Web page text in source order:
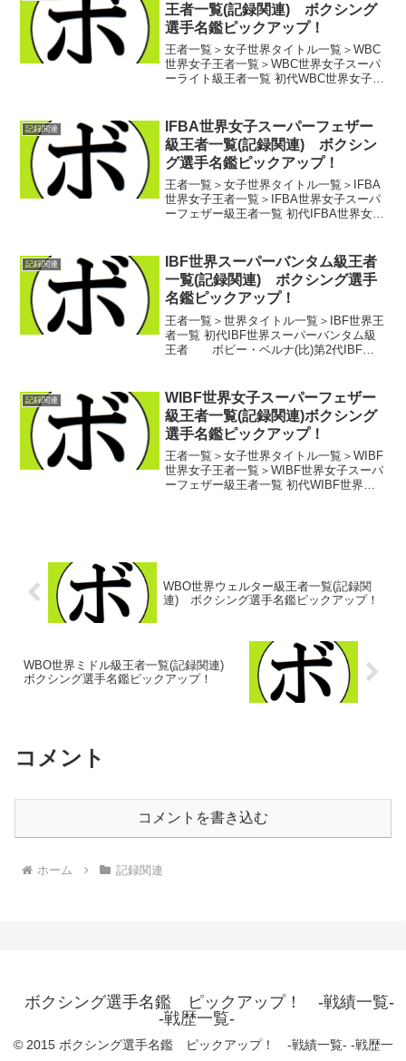
王者一覧(記録関連) ボクシング
選手名鑑ピックアップ！
王者一覧＞女子世界タイトル一覧＞WBC
世界女子王者一覧＞WBC世界女子スーパ
ーライト級王者一覧 初代WBC世界女子ス
ーパーライト級王者 アン・ソフィー・
マティス(仏...
記録関連
IFBA世界女子スーパーフェザー
級王者一覧(記録関連) ボクシン
グ選手名鑑ピックアップ！
王者一覧＞女子世界タイトル一覧＞IFBA
世界女子王者一覧＞IFBA世界女子スーパ
ーフェザー級王者一覧 初代IFBA世界女子
フェザー級王者 サンドラ・ヤード(米...
記録関連
IBF世界スーパーバンタム級王者
一覧(記録関連) ボクシング選手
名鑑ピックアップ！
王者一覧＞世界タイトル一覧＞IBF世界王
者一覧 初代IBF世界スーパーバンタム級
王者 ボビー・ベルナ(比)第2代IBF世
王者 キム・ジウォン(韓)第4代IB...
記録関連
WIBF世界女子スーパーフェザー
級王者一覧(記録関連)ボクシング
選手名鑑ピックアップ！
王者一覧＞女子世界タイトル一覧＞WIBF
世界女子王者一覧＞WIBF世界女子スーパ
ーフェザー級王者一覧 初代WIBF世界女
WBO世界ウェルター級王者一覧(記録関
連) ボクシング選手名鑑ピックアップ！
WBO世界ミドル級王者一覧(記録関連)
ボクシング選手名鑑ピックアップ！
コメント
コメントを書き込む
ホーム 記録関連
ボクシング選手名鑑 ピックアップ！ -戦績一覧-
-戦歴一覧-
© 2015 ボクシング選手名鑑 ピックアップ！ -戦績一覧- -戦歴一